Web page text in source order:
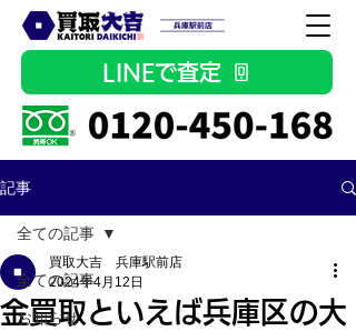
LINEで査定
記事
全ての記事
お知らせ
全ての記事
金買取といえば兵庫区の大
買取大吉 兵庫駅前店
2024年4月12日